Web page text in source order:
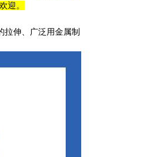
迎。
拉伸、广泛用金属制